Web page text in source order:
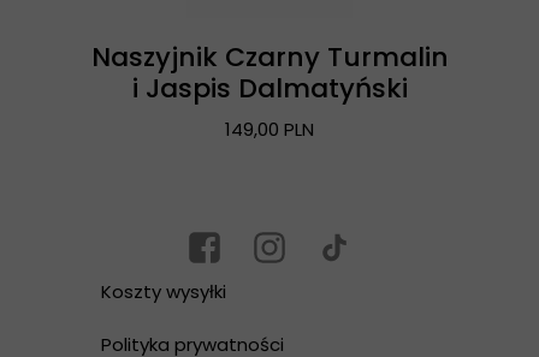
Naszyjnik Czarny Turmalin
i Jaspis Dalmatyński
149,00 PLN
Koszty wysyłki
Polityka prywatności